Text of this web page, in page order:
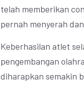
telah memberikan
pernah menyerah
Keberhasilan atlet
pengembangan
diharapkan semakin